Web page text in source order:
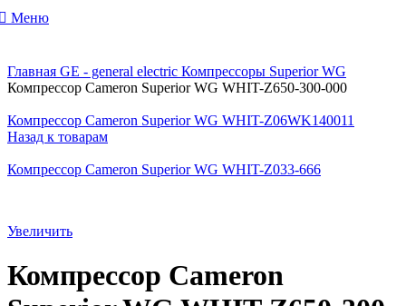
Меню
Главная GE - general electric Компрессоры Superior WG
Компрессор Cameron Superior WG WHIT-Z650-300-000
Компрессор Cameron Superior WG WHIT-Z06WK140011
Назад к товарам
Компрессор Cameron Superior WG WHIT-Z033-666
Увеличить
Компрессор Cameron